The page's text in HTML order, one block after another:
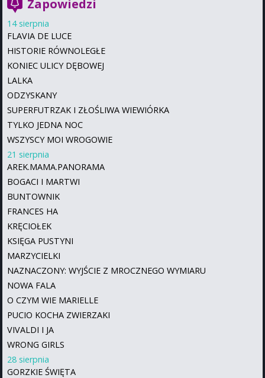
Zapowiedzi
14 sierpnia
FLAVIA DE LUCE
HISTORIE RÓWNOLEGŁE
KONIEC ULICY DĘBOWEJ
LALKA
ODZYSKANY
SUPERFUTRZAK I ZŁOŚLIWA WIEWIÓRKA
TYLKO JEDNA NOC
WSZYSCY MOI WROGOWIE
21 sierpnia
AREK.MAMA.PANORAMA
BOGACI I MARTWI
BUNTOWNIK
FRANCES HA
KRĘCIOŁEK
KSIĘGA PUSTYNI
MARZYCIELKI
NAZNACZONY: WYJŚCIE Z MROCZNEGO WYMIARU
NOWA FALA
O CZYM WIE MARIELLE
PUCIO KOCHA ZWIERZAKI
VIVALDI I JA
WRONG GIRLS
28 sierpnia
GORZKIE ŚWIĘTA